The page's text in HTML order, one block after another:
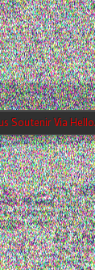
Soutenir Via